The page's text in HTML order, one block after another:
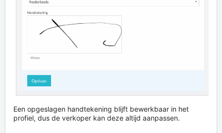
Een opgeslagen handtekening blijft bewerkbaar in het
profiel, dus de verkoper kan deze altijd aanpassen.